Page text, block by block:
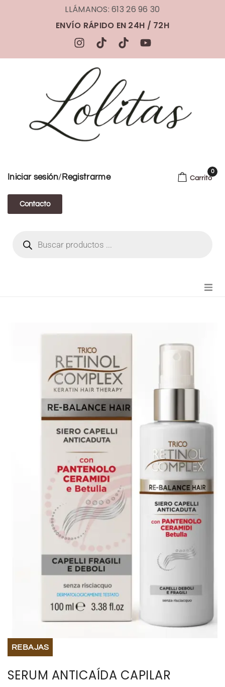
LLÁMANOS: 613 26 96 30
ENVÍO RÁPIDO EN 24H / 72H
Iniciar sesión/ Registrarme
Contacto
Carrito
0
MODA CHICA
BEAUTY
PERFUMES
BISUTERIA
BOLSOS Y MONEDEROS
CALZADO
TECNOLOGIA
HOGAR
REBAJAS
SERUM ANTICAÍDA CAPILAR